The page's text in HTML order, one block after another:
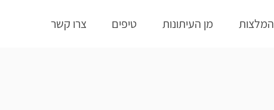
המלצות מן העיתונות טיפים צרו קשר